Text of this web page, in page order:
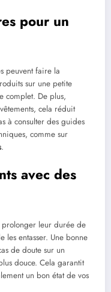
pour un
peuvent faire la
sur une petite
complet. De plus,
cela réduit
à consulter des guides
comme sur
.
avec des
prolonger leur durée de
les entasser. Une bonne
de doute sur un
douce. Cela garantit
un bon état de vos